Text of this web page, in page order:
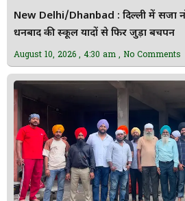
New Delhi/Dhanbad : दिल्ली में सजा
धनबाद की स्कूल यादों से फिर जुड़ा बचपन
August 10, 2026 4:30 am No Comments